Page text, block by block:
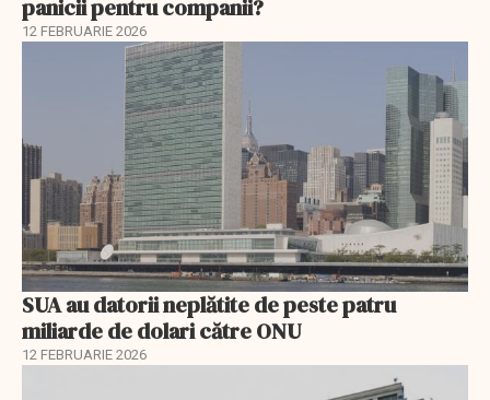
panicii pentru companii?
12 FEBRUARIE 2026
SUA au datorii neplătite de peste patru
miliarde de dolari către ONU
12 FEBRUARIE 2026